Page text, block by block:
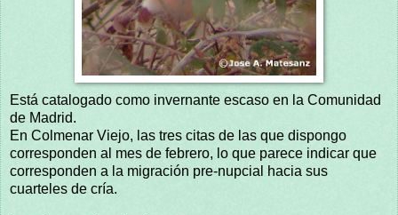
Está catalogado como invernante escaso en la Comunidad
de Madrid.
En Colmenar Viejo, las tres citas de las que dispongo
corresponden al mes de febrero, lo que parece indicar que
corresponden a la migración pre-nupcial hacia sus
cuarteles de cría.